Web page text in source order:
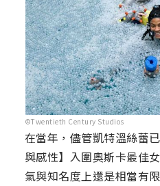
©Twentieth Century Studios
在當年，儘管凱特溫絲蕾
與感性】入圍奧斯卡最佳
氣與知名度上還是相當有